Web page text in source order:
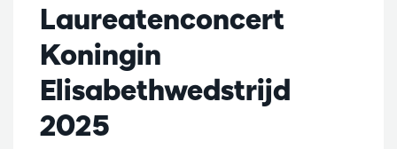
Laureatenconcert
Koningin
Elisabethwedstrijd
2025